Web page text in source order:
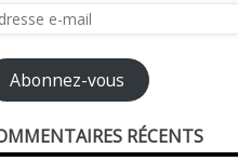
Abonnez-vous
RÉCENTS